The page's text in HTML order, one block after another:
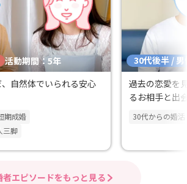
活動期間：5年
自然体でいられる安心
期成婚
三脚
30代後半 / 男
過去の恋愛を
るお相手と出
30代からの婚活
者エピソードをもっと見る